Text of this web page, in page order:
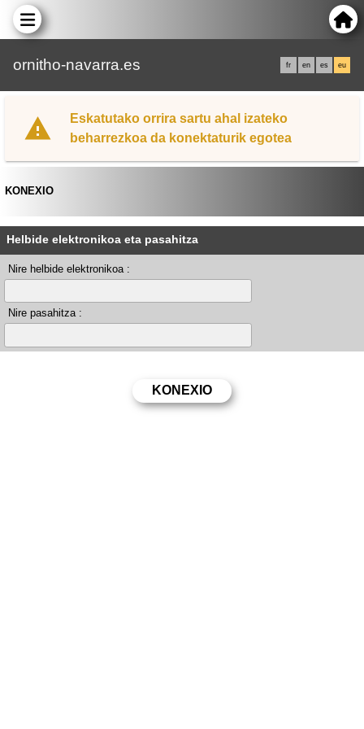
ornitho-navarra.es fr en es eu
Eskatutako orrira sartu ahal izateko
beharrezkoa da konektaturik egotea
KONEXIO
Helbide elektronikoa eta pasahitza
Nire helbide elektronikoa :
Nire pasahitza :